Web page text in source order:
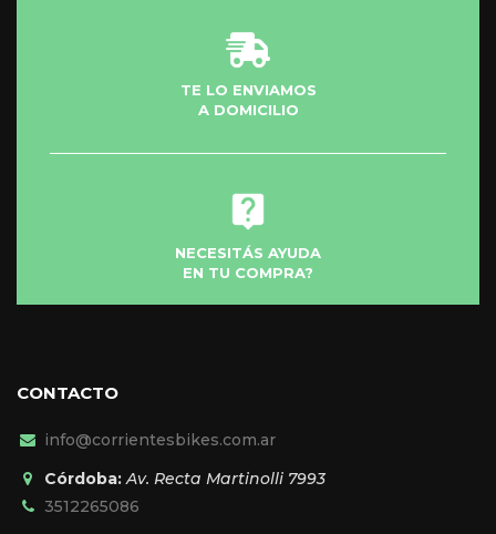
TE LO ENVIAMOS
A DOMICILIO
NECESITÁS AYUDA
EN TU COMPRA?
CONTACTO
info@corrientesbikes.com.ar
Córdoba:Av. Recta Martinolli 7993
3512265086